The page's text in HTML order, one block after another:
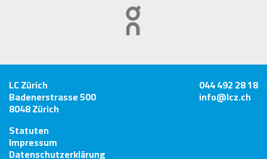
LC Zürich
Badenerstrasse 500
8048 Zürich
044 492 28 18
info@lcz.ch
Statuten
Impressum
Datenschutzerklärung